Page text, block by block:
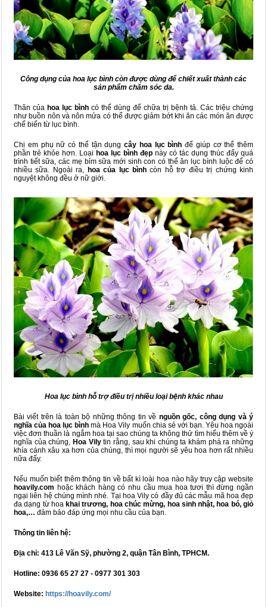
Công dụng của hoa lục bình còn được dùng để chiết xuất thành các
sản phẩm chăm sóc da.
Thân của hoa lục bình có thể dùng để chữa trị bệnh tả. Các triệu chứng
như buồn nôn và nôn mửa có thể được giảm bớt khi ăn các món ăn được
chế biến từ lục bình.
Chị em phụ nữ có thể tận dụng cây hoa lục bình để giúp cơ thể thêm
phần trẻ khỏe hơn. Loại hoa lục bình đẹp này có tác dụng thúc đẩy quá
trình tiết sữa, các mẹ bỉm sữa mới sinh con có thể ăn lục bình luộc để có
nhiều sữa. Ngoài ra, hoa của lục bình còn hỗ trợ điều trị chứng kinh
nguyệt không đều ở nữ giới.
Hoa lục bình hỗ trợ điều trị nhiều loại bệnh khác nhau
Bài viết trên là toàn bộ những thông tin về nguồn gốc, công dụng và ý
nghĩa của hoa lục bình mà Hoa Vily muốn chia sẻ với bạn. Yêu hoa ngoài
việc đơn thuần là ngắm hoa tại sao chúng ta không thử tìm hiểu thêm về ý
nghĩa của chúng, Hoa Vilytin rằng, sau khi chúng ta khám phá ra những
khía cánh xâu xa hơn của chúng, thì mọi người sẽ yêu hoa hơn rất nhiều
nữa đấy.
Nếu muốn biết thêm thông tin về bất kì loài hoa nào hãy truy cập website
hoavily.com hoặc khách hàng có nhu cầu mua hoa tươi thì đừng ngần
ngại liên hệ chúng mình nhé. Tại hoa Vily có đầy đủ các mẫu mã hoa đẹp
đa dạng từ hoakhai trương, hoa chúc mừng, hoa sinh nhật, hoa bó, giỏ
hoa,… đảm bảo đáp ứng mọi nhu cầu của bạn.
Thông tin liên hệ:
Địa chỉ: 413 Lê Văn Sỹ, phường 2, quận Tân Bình, TPHCM.
Hotline: 0936 65 27 27 - 0977 301 303
Website: https://hoavily.com/